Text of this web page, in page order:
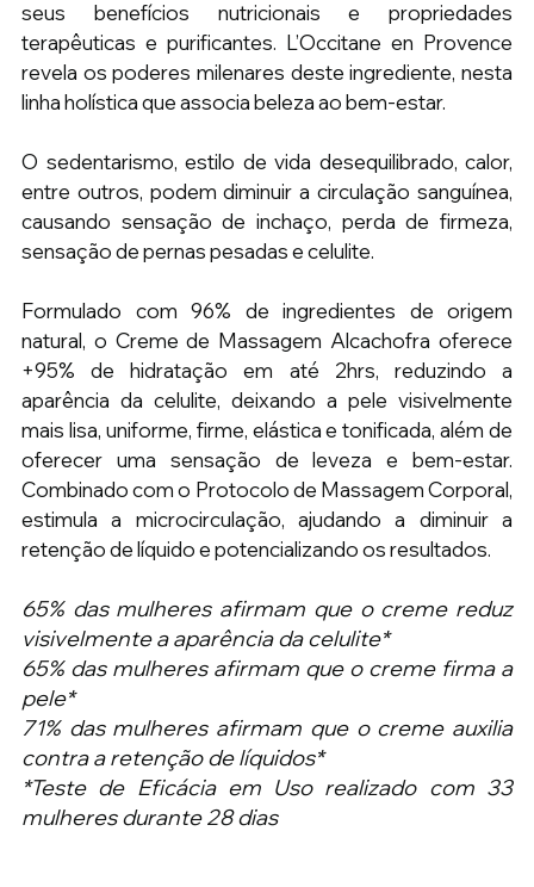
seus benefícios nutricionais e propriedades
terapêuticas e purificantes. L’Occitane en Provence
revela os poderes milenares deste ingrediente, nesta
linha holística que associa beleza ao bem-estar.
O sedentarismo, estilo de vida desequilibrado, calor,
entre outros, podem diminuir a circulação sanguínea,
causando sensação de inchaço, perda de firmeza,
sensação de pernas pesadas e celulite.
Formulado com 96% de ingredientes de origem
natural, o Creme de Massagem Alcachofra oferece
+95% de hidratação em até 2hrs, reduzindo a
aparência da celulite, deixando a pele visivelmente
mais lisa, uniforme, firme, elástica e tonificada, além de
oferecer uma sensação de leveza e bem-estar.
Combinado com o Protocolo de Massagem Corporal,
estimula a microcirculação, ajudando a diminuir a
retenção de líquido e potencializando os resultados.
65% das mulheres afirmam que o creme reduz
visivelmente a aparência da celulite*
65% das mulheres afirmam que o creme firma a
pele*
71% das mulheres afirmam que o creme auxilia
contra a retenção de líquidos*
*Teste de Eficácia em Uso realizado com 33
mulheres durante 28 dias